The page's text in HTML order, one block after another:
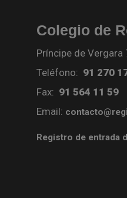
Colegio de
Príncipe de
Teléfono: 91 270
Fax: 91 564 11 59
Email:
Registro de entrada